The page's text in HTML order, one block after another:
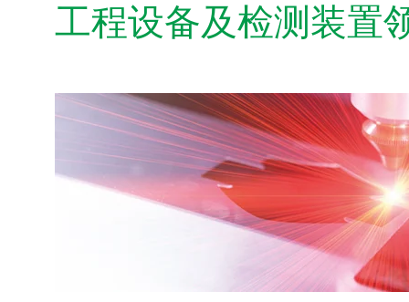
工程设备及检测装置